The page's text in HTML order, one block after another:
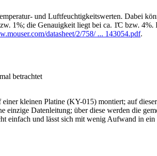
und Luftfeuchtigkeitswerten. Dabei
1%; die Genauigkeit liegt bei ca. 1̊C bzw.
datasheet/2/758/ ... 143054.pdf.
betrachtet
kleinen Platine (KY-015) montiert; auf
einzige Datenleitung; über diese werden die
einfach und lässt sich mit wenig Aufwand in